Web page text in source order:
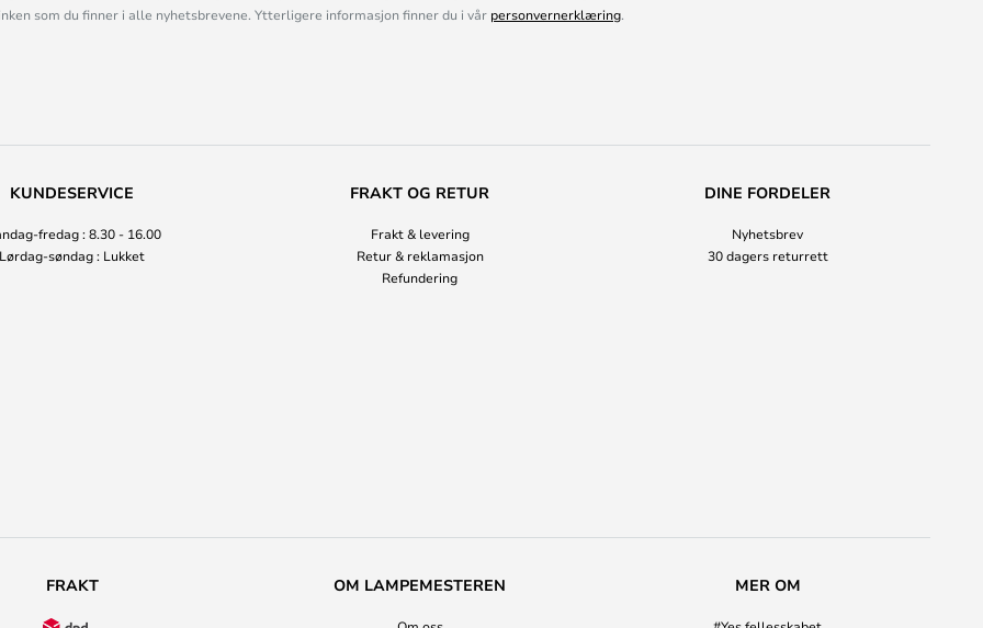
som du finner i alle nyhetsbrevene. Ytterligere informasjon finner du i vår personvernerklæring.
KUNDESERVICE
fredag : 8.30 - 16.00
Lørdag-søndag : Lukket
FRAKT OG RETUR
Frakt & levering
Retur & reklamasjon
Refundering
DINE FORDELER
Nyhetsbrev
30 dagers returrett
FRAKT OM LAMPEMESTEREN MER OM